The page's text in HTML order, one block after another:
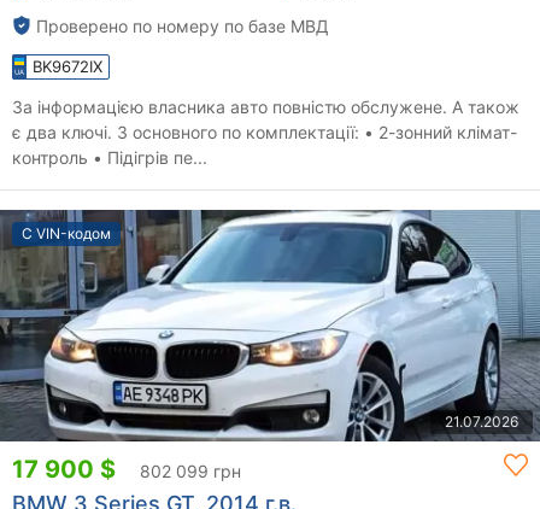
Проверено по номеру по базе МВД
BK9672IX
За інформацією власника авто повністю обслужене. А також
є два ключі. З основного по комплектації: • 2-зонний клімат-
контроль • Підігрів пе...
С VIN-кодом
21.07.2026
17 900 $ 802 099 грн
BMW 3 Series GT, 2014 г.в.